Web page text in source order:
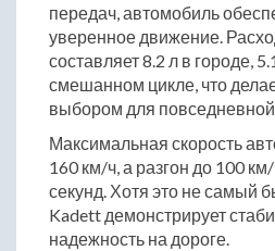
передач, автомобиль
уверенное движение.
составляет 8.2 л в городе,
смешанном цикле, что
выбором для повседневной
Максимальная скорость
160 км/ч, а разгон до 100
секунд. Хотя это не самый
Kadett демонстрирует
надежность на дороге.